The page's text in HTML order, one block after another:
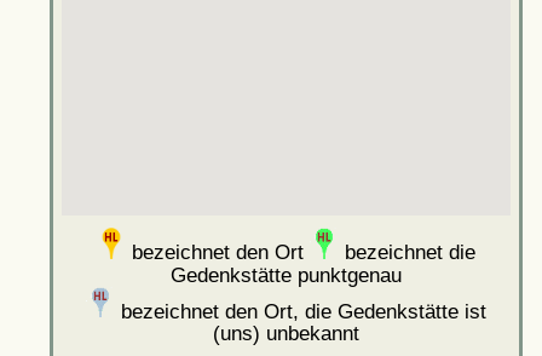
bezeichnet den Ort
bezeichnet die
Gedenkstätte punktgenau
bezeichnet den Ort, die Gedenkstätte ist
(uns) unbekannt